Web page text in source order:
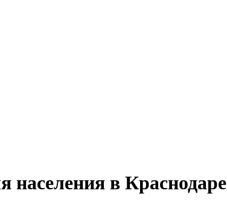
населения в Краснодаре